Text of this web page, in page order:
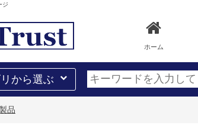
ジ
ホーム
から選ぶ
品